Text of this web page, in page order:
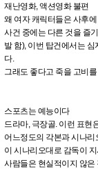
재난영화, 액션영화 불편
왜 여자 캐릭터들은 사후
사건 중에는 다른 것을 즐
발 함), 이번 탑건에서는
다.
그래도 좋다고 죽을 고비
스포츠는 예능이다
드라마, 극장골. 이런 표현
어느정도의 각본과 시나리
이 시나리오대로 감독이
사람들은 현실적이지 않은